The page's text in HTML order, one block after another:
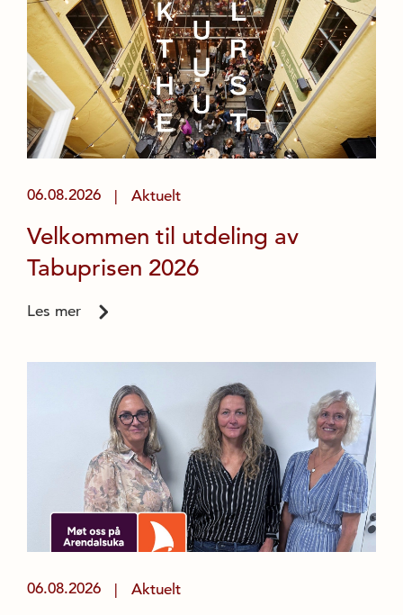
06.08.2026 Aktuelt
Velkommen til utdeling av
Tabuprisen 2026
Les mer
06.08.2026 Aktuelt